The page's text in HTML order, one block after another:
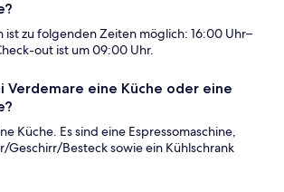
ist zu folgenden Zeiten möglich: 16:00 Uhr–
out ist um 09:00 Uhr.
Verdemare eine Küche oder eine
Küche. Es sind eine Espressomaschine,
Geschirr/Besteck sowie ein Kühlschrank